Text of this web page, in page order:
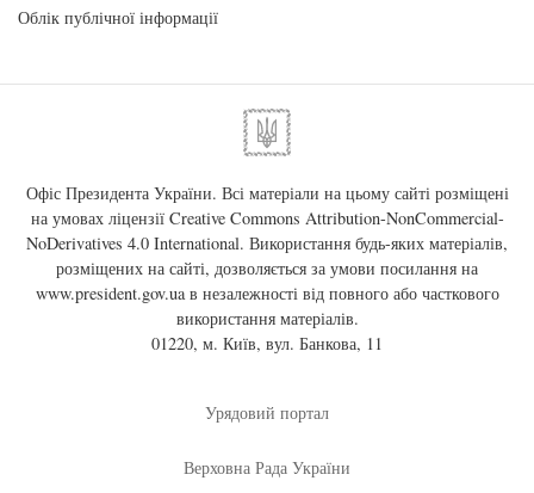
Облік публічної інформації
Офіс Президента України. Всі матеріали на цьому сайті розміщені
на умовах ліцензії Creative Commons Attribution-NonCommercial-
NoDerivatives 4.0 International. Використання будь-яких матеріалів,
розміщених на сайті, дозволяється за умови посилання на
www.president.gov.uaв незалежності від повного або часткового
використання матеріалів.
01220, м. Київ, вул. Банкова, 11
Урядовий портал
Верховна Рада України